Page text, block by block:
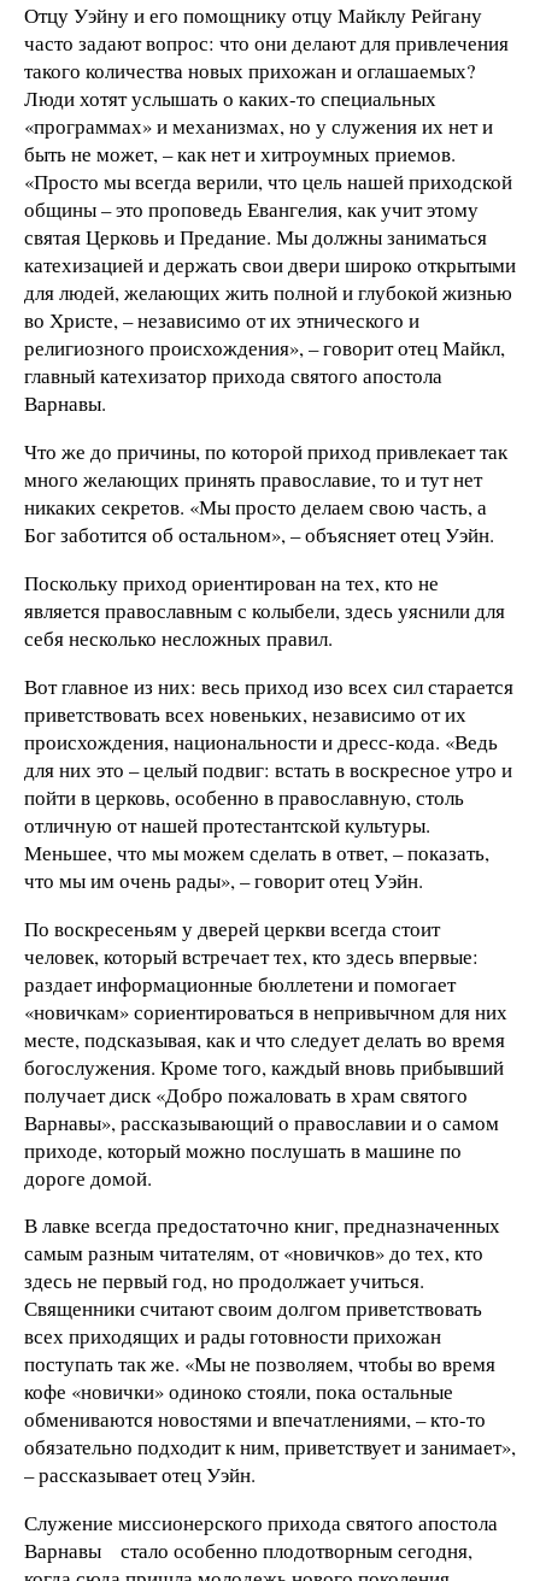
Отцу Уэйну и его помощнику отцу Майклу Рейгану
часто задают вопрос: что они делают для привлечения
такого количества новых прихожан и оглашаемых?
Люди хотят услышать о каких-то специальных
«программах» и механизмах, но у служения их нет и
быть не может, – как нет и хитроумных приемов.
«Просто мы всегда верили, что цель нашей приходской
общины – это проповедь Евангелия, как учит этому
святая Церковь и Предание. Мы должны заниматься
катехизацией и держать свои двери широко открытыми
для людей, желающих жить полной и глубокой жизнью
во Христе, – независимо от их этнического и
религиозного происхождения», – говорит отец Майкл,
главный катехизатор прихода святого апостола
Варнавы.
Что же до причины, по которой приход привлекает так
много желающих принять православие, то и тут нет
никаких секретов. «Мы просто делаем свою часть, а
Бог заботится об остальном», – объясняет отец Уэйн.
Поскольку приход ориентирован на тех, кто не
является православным с колыбели, здесь уяснили для
себя несколько несложных правил.
Вот главное из них: весь приход изо всех сил старается
приветствовать всех новеньких, независимо от их
происхождения, национальности и дресс-кода. «Ведь
для них это – целый подвиг: встать в воскресное утро и
пойти в церковь, особенно в православную, столь
отличную от нашей протестантской культуры.
Меньшее, что мы можем сделать в ответ, – показать,
что мы им очень рады», – говорит отец Уэйн.
По воскресеньям у дверей церкви всегда стоит
человек, который встречает тех, кто здесь впервые:
раздает информационные бюллетени и помогает
«новичкам» сориентироваться в непривычном для них
месте, подсказывая, как и что следует делать во время
богослужения. Кроме того, каждый вновь прибывший
получает диск «Добро пожаловать в храм святого
Варнавы», рассказывающий о православии и о самом
приходе, который можно послушать в машине по
дороге домой.
В лавке всегда предостаточно книг, предназначенных
самым разным читателям, от «новичков» до тех, кто
здесь не первый год, но продолжает учиться.
Священники считают своим долгом приветствовать
всех приходящих и рады готовности прихожан
поступать так же. «Мы не позволяем, чтобы во время
кофе «новички» одиноко стояли, пока остальные
обмениваются новостями и впечатлениями, – кто-то
обязательно подходит к ним, приветствует и занимает»,
– рассказывает отец Уэйн.
Служение миссионерского прихода святого апостола
Варнавы стало особенно плодотворным сегодня,